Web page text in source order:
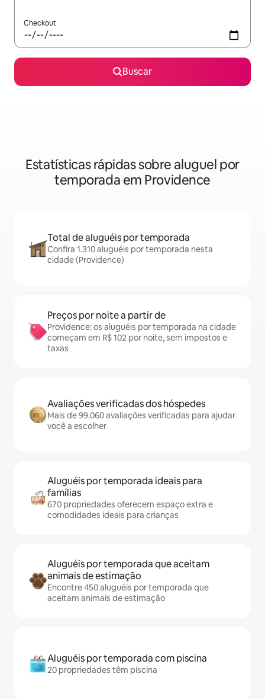
Checkout
Buscar
Estatísticas rápidas sobre aluguel por
temporada em Providence
Total de aluguéis por temporada
Confira 1.310 aluguéis por temporada nesta
cidade (Providence)
Preços por noite a partir de
Providence: os aluguéis por temporada na cidade
começam em R$ 102 por noite, sem impostos e
taxas
Avaliações verificadas dos hóspedes
Mais de 99.060 avaliações verificadas para ajudar
você a escolher
Aluguéis por temporada ideais para
famílias
670 propriedades oferecem espaço extra e
comodidades ideais para crianças
Aluguéis por temporada que aceitam
animais de estimação
Encontre 450 aluguéis por temporada que
aceitam animais de estimação
Aluguéis por temporada com piscina
20 propriedades têm piscina